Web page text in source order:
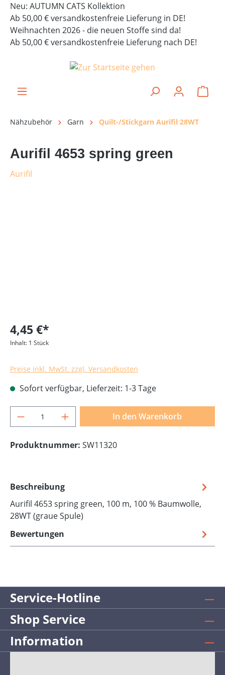
springen
Neu: AUTUMN CATS Kollektion
Ab 50,00 € versandkostenfreie Lieferung in DE!
Weihnachten 2026 - die neuen Stoffe sind da!
Ab 50,00 € versandkostenfreie Lieferung nach DE!
Nähzubehör Garn Quilt-/Stickgarn Aurifil 28WT
Aurifil 4653 spring green
Aurifil
4,45 €*
Inhalt: 1 Stück
Preise inkl. MwSt. zzgl. Versandkosten
Sofort verfügbar, Lieferzeit: 1-3 Tage
Produkt Anzahl: Gib den gewünschten
In den Warenkorb
Produktnummer: SW11320
Beschreibung
Aurifil 4653 spring green, 100 m, 100 % Baumwolle,
28WT (graue Spule)
Bewertungen
Service-Hotline
Shop Service
Information